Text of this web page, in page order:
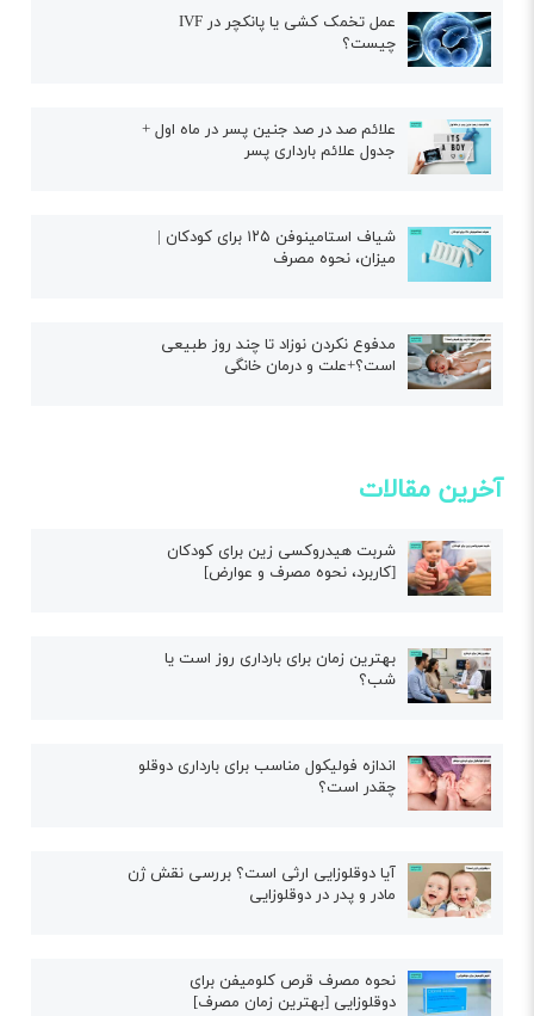
عمل تخمک کشی یا پانکچر در IVF
چیست؟
علائم صد در صد جنین پسر در ماه اول +
جدول علائم بارداری پسر
شیاف استامینوفن ۱۲۵ برای کودکان |
میزان، نحوه مصرف
مدفوع نکردن نوزاد تا چند روز طبیعی
است؟+علت و درمان خانگی
آخرین مقالات
شربت هیدروکسی زین برای کودکان
[کاربرد، نحوه مصرف و عوارض]
بهترین زمان برای بارداری روز است یا
شب؟
اندازه فولیکول مناسب برای بارداری دوقلو
چقدر است؟
آیا دوقلوزایی ارثی است؟ بررسی نقش ژن
مادر و پدر در دوقلوزایی
نحوه مصرف قرص کلومیفن برای
دوقلوزایی [بهترین زمان مصرف]